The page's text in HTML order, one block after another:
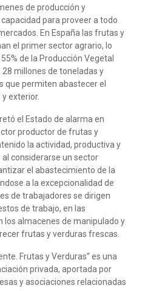
de producción y
para proveer a todo
En España las frutas y
el primer sector agrario, lo
de la Producción Vegetal
millones de toneladas y
que permiten abastecer el
exterior.
el Estado de alarma en
productor de frutas y
la actividad, productiva y
considerarse un sector
el abastecimiento de la
a la excepcionalidad de
de trabajadores se dirigen
de trabajo, en las
los almacenes de manipulado y
frutas y verduras frescas.
Frutas y Verduras” es una
privada, aportada por
y asociaciones relacionadas